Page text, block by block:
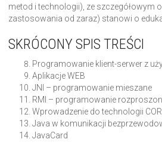
metod i technologii), ze szczegółowym
zastosowania od zaraz) stanowi o
SKRÓCONY SPIS TREŚCI
Programowanie klient-serwer z
Aplikacje WEB
JNI – programowanie mieszane
RMI – programowanie
Wprowadzenie do technologii
Java w komunikacji
JavaCard